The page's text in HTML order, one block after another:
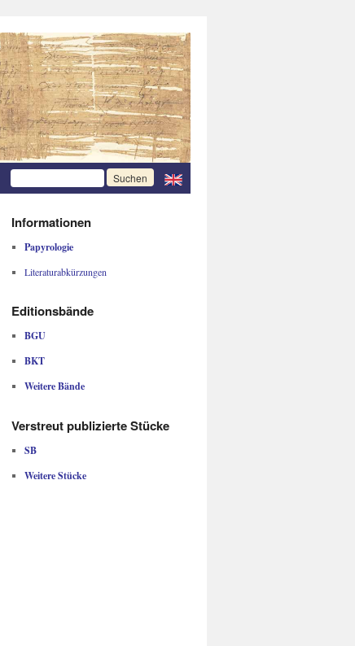
Informationen
Papyrologie
Literaturabkürzungen
Editionsbände
BGU
BKT
Weitere Bände
Verstreut publizierte Stücke
SB
Weitere Stücke